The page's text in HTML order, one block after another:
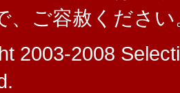
、ご容赦ください
2003-2008